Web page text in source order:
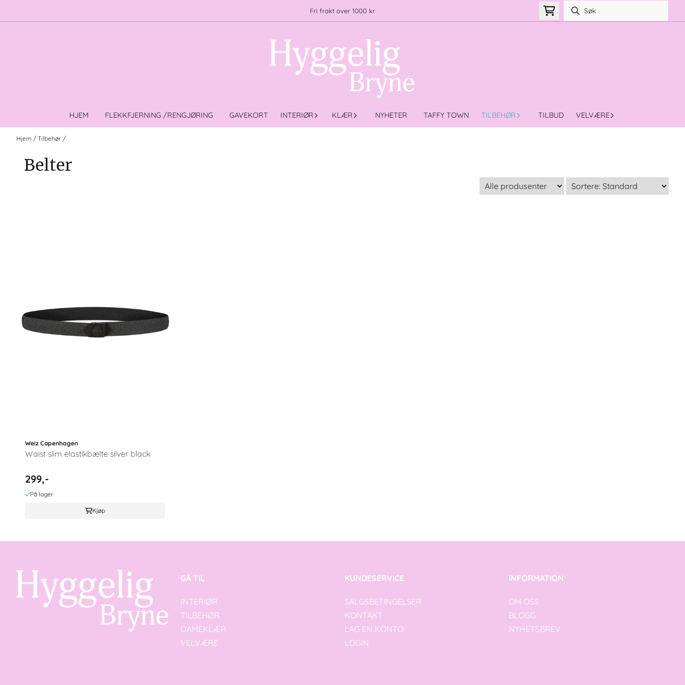
Fri frakt over 1000 kr
HJEM FLEKKFJERNING /RENGJØRING GAVEKORT INTERIØR KLÆR NYHETER TAFFY TOWN TILBEHØR TILBUD VELVÆRE
Hjem / Tilbehør /
Belter
Weiz Copenhagen
Waist slim elastikbælte silver black
299,-
På lager
Kjøp
GÅ TIL
INTERIØR
TILBEHØR
DAMEKLÆR
VELVÆRE
KUNDESERVICE
SALGSBETINGELSER
KONTAKT
LAG EN KONTO
LOGIN
INFORMATION
OM OSS
BLOGG
NYHETSBREV